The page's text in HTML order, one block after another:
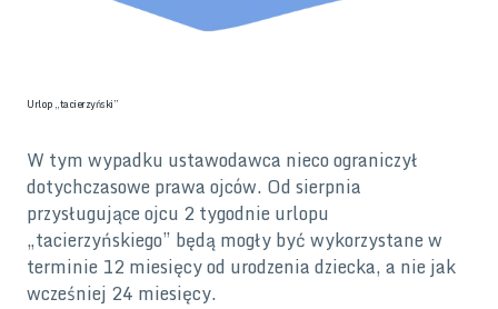
Urlop „tacierzyński”
W tym wypadku ustawodawca nieco ograniczył
dotychczasowe prawa ojców. Od sierpnia
przysługujące ojcu 2 tygodnie urlopu
„tacierzyńskiego” będą mogły być wykorzystane w
terminie 12 miesięcy od urodzenia dziecka, a nie jak
wcześniej 24 miesięcy.